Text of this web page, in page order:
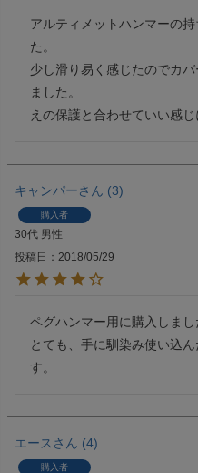
アルティメットハンマーの
た。
少し滑り易く感じたのでカ
ました。
キャンパー 3
購入者
30代 男性
投稿日
2018/05/29
ペグハンマー用に購入しまし
とても、手に馴染み使い込
す。
エース 4
購入者